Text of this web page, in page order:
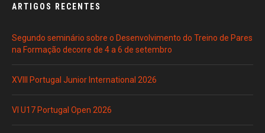
ARTIGOS RECENTES
Segundo seminário sobre o Desenvolvimento do Treino de Pares
na Formação decorre de 4 a 6 de setembro
XVIII Portugal Junior International 2026
VI U17 Portugal Open 2026